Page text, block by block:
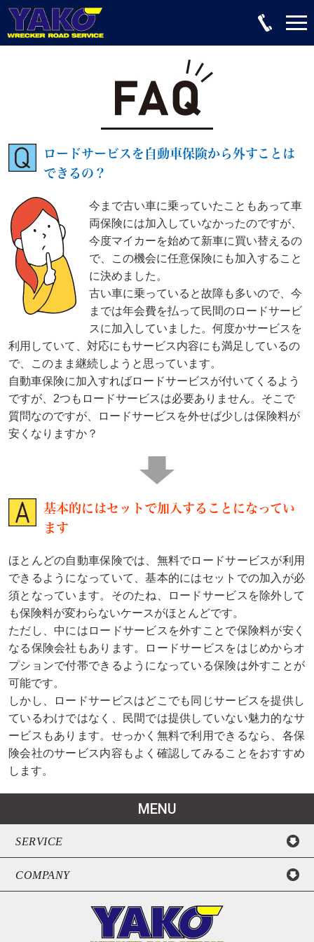
ロードサービスを自動車保険から外すことは
できるの？
今まで古い車に乗っていたこともあって車
両保険には加入していなかったのですが、
今度マイカーを始めて新車に買い替えるの
で、この機会に任意保険にも加入すること
に決めました。
古い車に乗っていると故障も多いので、今
までは年会費を払って民間のロードサービ
スに加入していました。何度かサービスを
利用していて、対応にもサービス内容にも満足しているの
で、このまま継続しようと思っています。
自動車保険に加入すればロードサービスが付いてくるよう
ですが、2つもロードサービスは必要ありません。そこで
質問なのですが、ロードサービスを外せば少しは保険料が
安くなりますか？
基本的にはセットで加入することになってい
ます
ほとんどの自動車保険では、無料でロードサービスが利用
できるようになっていて、基本的にはセットでの加入が必
須となっています。そのたね、ロードサービスを除外して
も保険料が変わらないケースがほとんどです。
ただし、中にはロードサービスを外すことで保険料が安く
なる保険会社もあります。ロードサービスをはじめからオ
プションで付帯できるようになっている保険は外すことが
可能です。
しかし、ロードサービスはどこでも同じサービスを提供し
ているわけではなく、民間では提供していない魅力的なサ
ービスもあります。せっかく無料で利用できるなら、各保
険会社のサービス内容もよく確認してみることをおすすめ
します。
MENU
SERVICE
COMPANY